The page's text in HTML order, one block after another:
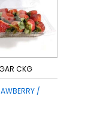
CKG
/